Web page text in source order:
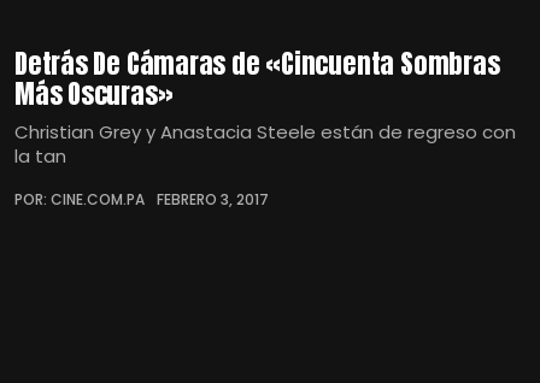
Detrás De Cámaras de «Cincuenta Sombras
Más Oscuras»
Christian Grey y Anastacia Steele están de regreso con
la tan
POR: CINE.COM.PA FEBRERO 3, 2017